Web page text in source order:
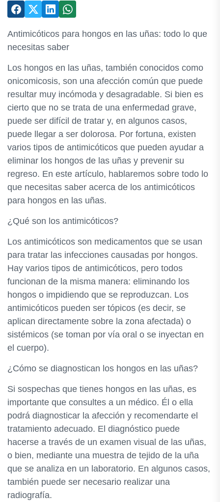
Antimicóticos para hongos en las uñas: todo lo que
necesitas saber
Los hongos en las uñas, también conocidos como
onicomicosis, son una afección común que puede
resultar muy incómoda y desagradable. Si bien es
cierto que no se trata de una enfermedad grave,
puede ser difícil de tratar y, en algunos casos,
puede llegar a ser dolorosa. Por fortuna, existen
varios tipos de antimicóticos que pueden ayudar a
eliminar los hongos de las uñas y prevenir su
regreso. En este artículo, hablaremos sobre todo lo
que necesitas saber acerca de los antimicóticos
para hongos en las uñas.
¿Qué son los antimicóticos?
Los antimicóticos son medicamentos que se usan
para tratar las infecciones causadas por hongos.
Hay varios tipos de antimicóticos, pero todos
funcionan de la misma manera: eliminando los
hongos o impidiendo que se reproduzcan. Los
antimicóticos pueden ser tópicos (es decir, se
aplican directamente sobre la zona afectada) o
sistémicos (se toman por vía oral o se inyectan en
el cuerpo).
¿Cómo se diagnostican los hongos en las uñas?
Si sospechas que tienes hongos en las uñas, es
importante que consultes a un médico. Él o ella
podrá diagnosticar la afección y recomendarte el
tratamiento adecuado. El diagnóstico puede
hacerse a través de un examen visual de las uñas,
o bien, mediante una muestra de tejido de la uña
que se analiza en un laboratorio. En algunos casos,
también puede ser necesario realizar una
radiografía.